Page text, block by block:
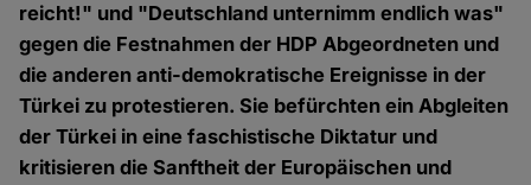
reicht!" und "Deutschland unternimm endlich was"
gegen die Festnahmen der HDP Abgeordneten und
die anderen anti-demokratische Ereignisse in der
Türkei zu protestieren. Sie befürchten ein Abgleiten
der Türkei in eine faschistische Diktatur und
kritisieren die Sanftheit der Europäischen und